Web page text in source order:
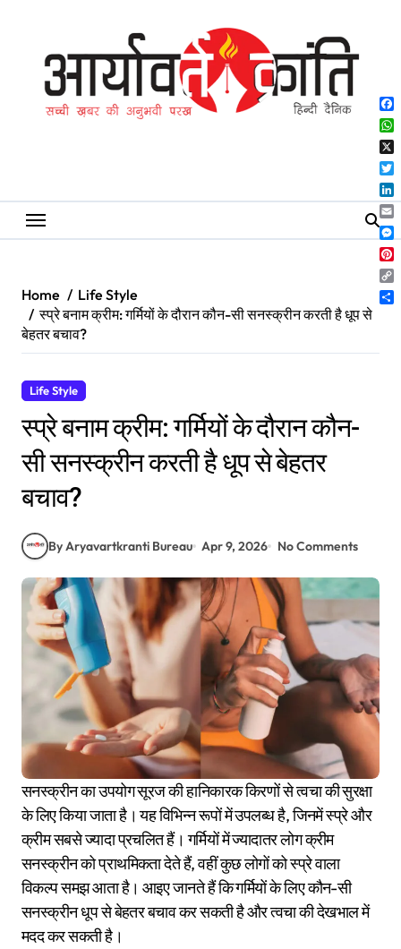
Home
Life Style
स्प्रे बनाम क्रीम: गर्मियों के दौरान कौन-सी सनस्क्रीन करती है धूप से
बेहतर बचाव?
Life Style
स्प्रे बनाम क्रीम: गर्मियों के दौरान कौन-
सी सनस्क्रीन करती है धूप से बेहतर
बचाव?
By Aryavartkranti Bureau Apr 9, 2026 No Comments
सनस्क्रीन का उपयोग सूरज की हानिकारक किरणों से त्वचा की सुरक्षा
के लिए किया जाता है। यह विभिन्न रूपों में उपलब्ध है, जिनमें स्प्रे और
क्रीम सबसे ज्यादा प्रचलित हैं। गर्मियों में ज्यादातर लोग क्रीम
सनस्क्रीन को प्राथमिकता देते हैं, वहीं कुछ लोगों को स्प्रे वाला
विकल्प समझ आता है। आइए जानते हैं कि गर्मियों के लिए कौन-सी
सनस्क्रीन धूप से बेहतर बचाव कर सकती है और त्वचा की देखभाल में
मदद कर सकती है।
X